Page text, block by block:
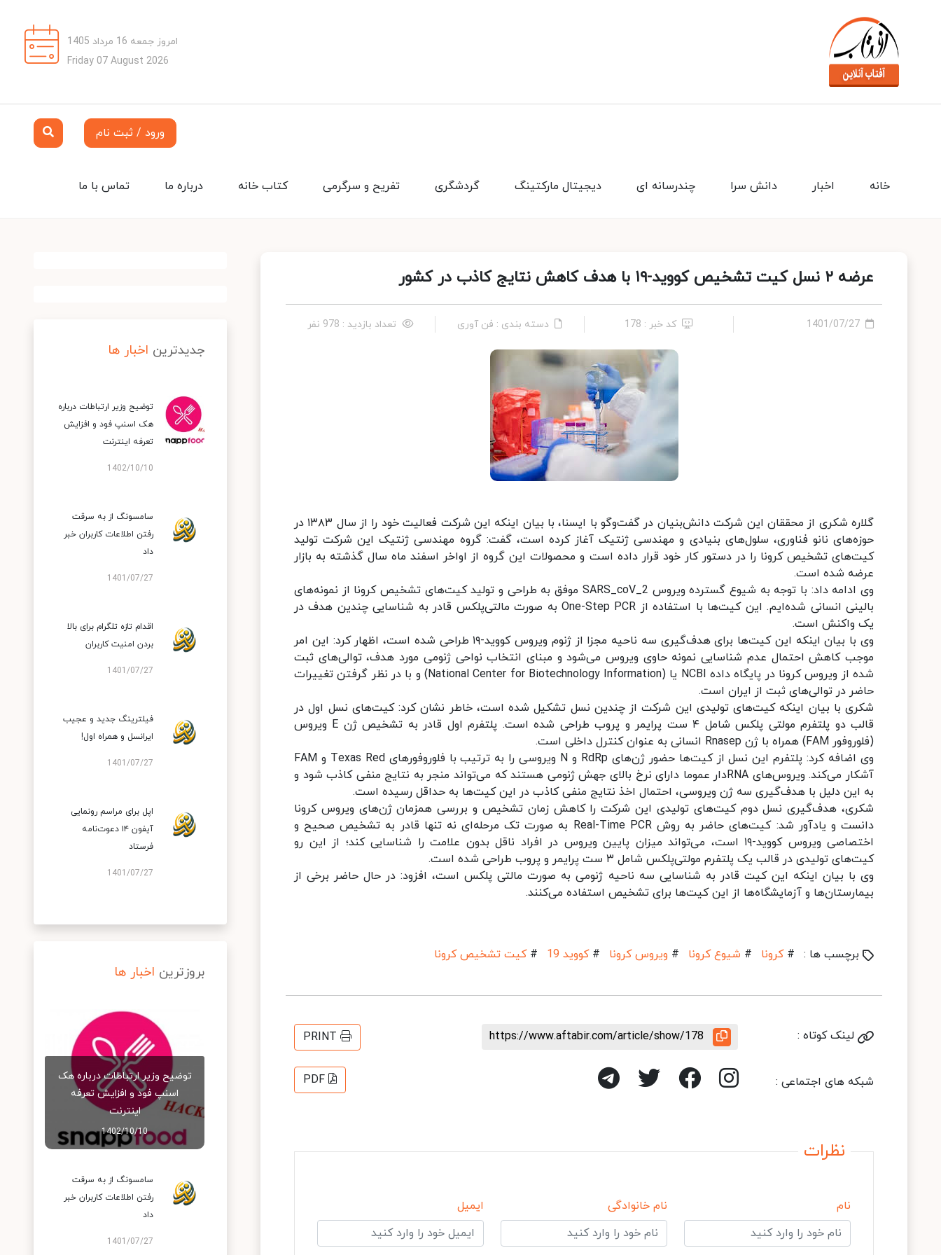
امروز جمعه 16 مرداد 1405
Friday 07 August 2026
ورود / ثبت نام
تماس با ما درباره ما کتاب خانه تفریح و سرگرمی گردشگری دیجیتال مارکتینگ چندرسانه ای دانش سرا اخبار خانه
عرضه ۲ نسل کیت تشخیص کووید-۱۹ با هدف کاهش نتایج کاذب در کشور
1401/07/27 کد خبر : 178 دسته بندی : فن آوری تعداد بازدید : 978 نفر
گلاره شکری از محققان این شرکت دانش‌بنیان در گفت‌وگو با ایسنا، با بیان اینکه این شرکت فعالیت خود را از سال ۱۳۸۳ در
حوزه‌های نانو فناوری، سلول‌های بنیادی و مهندسی ژنتیک آغاز کرده است، گفت: گروه مهندسی ژنتیک این شرکت تولید
کیت‌های تشخیص کرونا را در دستور کار خود قرار داده است و محصولات این گروه از اواخر اسفند ماه سال گذشته به بازار
عرضه شده است.
وی ادامه داد: با توجه به شیوع گسترده ویروس SARS_coV_2 موفق به طراحی و تولید کیت‌های تشخیص کرونا از نمونه‌های
بالینی انسانی شده‌ایم. این کیت‌ها با استفاده از One-Step PCR به صورت مالتی‌پلکس قادر به شناسایی چندین هدف در
یک واکنش است.
وی با بیان اینکه این کیت‌ها برای هدف‌گیری سه ناحیه مجزا از ژنوم ویروس کووید-۱۹ طراحی شده است، اظهار کرد: این امر
موجب کاهش احتمال عدم شناسایی نمونه حاوی ویروس می‌شود و مبنای انتخاب نواحی ژنومی مورد هدف، توالی‌های ثبت
شده از ویروس کرونا در پایگاه داده NCBI یا (National Center for Biotechnology Information) و با در نظر گرفتن تغییرات
حاضر در توالی‌های ثبت از ایران است.
شکری با بیان اینکه کیت‌های تولیدی این شرکت از چندین نسل تشکیل شده است، خاطر نشان کرد: کیت‌های نسل اول در
قالب دو پلتفرم مولتی پلکس شامل ۴ ست پرایمر و پروب طراحی شده است. پلتفرم اول قادر به تشخیص ژن E ویروس
(فلوروفور FAM) همراه با ژن Rnasep انسانی به عنوان کنترل داخلی است.
وی اضافه کرد: پلتفرم این نسل از کیت‌ها حضور ژن‌های RdRp و N ویروسی را به ترتیب با فلوروفورهای Texas Red و FAM
آشکار می‌کند. ویروس‌های RNAدار عموما دارای نرخ بالای جهش ژنومی هستند که می‌تواند منجر به نتایج منفی کاذب شود و
به این دلیل با هدف‌گیری سه ژن ویروسی، احتمال اخذ نتایج منفی کاذب در این کیت‌ها به حداقل رسیده است.
شکری، هدف‌گیری نسل دوم کیت‌های تولیدی این شرکت را کاهش زمان تشخیص و بررسی همزمان ژن‌های ویروس کرونا
دانست و یادآور شد: کیت‌های حاضر به روش Real-Time PCR به صورت تک مرحله‌ای نه تنها قادر به تشخیص صحیح و
اختصاصی ویروس کووید-۱۹ است، می‌تواند میزان پایین ویروس در افراد ناقل بدون علامت را شناسایی کند؛ از این رو
کیت‌های تولیدی در قالب یک پلتفرم مولتی‌پلکس شامل ۳ ست پرایمر و پروب طراحی شده است.
وی با بیان اینکه این کیت قادر به شناسایی سه ناحیه ژنومی به صورت مالتی پلکس است، افزود: در حال حاضر برخی از
بیمارستان‌ها و آزمایشگاه‌ها از این کیت‌ها برای تشخیص استفاده می‌کنند.
برچسب ها : # کرونا # شیوع کرونا # ویروس کرونا # کووید 19 # کیت تشخیص کرونا
لینک کوتاه : https://www.aftabir.com/article/show/178
PRINT
شبکه های اجتماعی : PDF
نظرات
نام نام خانوادگی ایمیل
جدیدترین اخبار ها
توضیح وزیر ارتباطات درباره
هک اسنپ‌ فود و افزایش
تعرفه اینترنت
1402/10/10
سامسونگ از به سرقت
رفتن اطلاعات کاربران خبر
داد
1401/07/27
اقدام تازه تلگرام برای بالا
بردن امنیت کاربران
1401/07/27
فیلترینگ جدید و عجیب
ایرانسل و همراه اول!
1401/07/27
اپل برای مراسم رونمایی
آیفون ۱۴ دعوت‌نامه
فرستاد
1401/07/27
بروزترین اخبار ها
توضیح وزیر ارتباطات درباره هک
اسنپ‌ فود و افزایش تعرفه
اینترنت
1402/10/10
سامسونگ از به سرقت
رفتن اطلاعات کاربران خبر
داد
1401/07/27